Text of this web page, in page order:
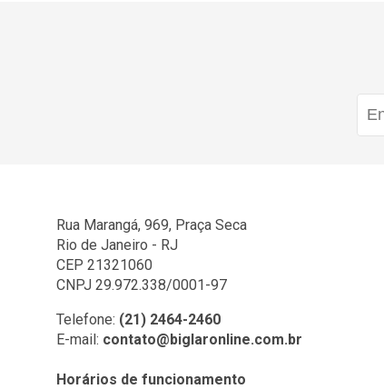
BIG LAR (1)
BOMBRIL (2)
BOTAFOGO (3)
BRASILIT (1)
BRONZEARTE (4)
CERAL (35)
Rua Marangá, 969, Praça Seca
Rio de Janeiro - RJ
CEP 21321060
CNPJ 29.972.338/0001-97
Telefone: (21) 2464-2460
E-mail: contato@biglaronline.com.br
Horários de funcionamento